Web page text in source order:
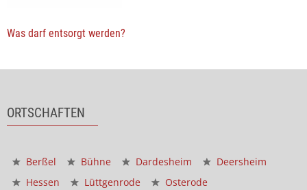
Was darf entsorgt werden?
ORTSCHAFTEN
Berßel Bühne Dardesheim
Deersheim
Hessen
Lüttgenrode
Osterode